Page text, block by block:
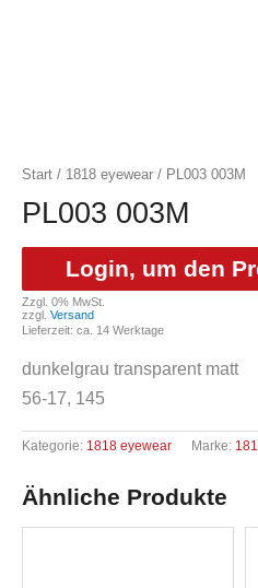
Start / 1818 eyewear / PL003 003M
PL003 003M
Login, um den
Zzgl. 0% MwSt.
zzgl. Versand
Lieferzeit: ca. 14 Werktage
dunkelgrau transparent matt
56-17, 145
Kategorie: 1818 eyewear Marke:
Ähnliche Produkte